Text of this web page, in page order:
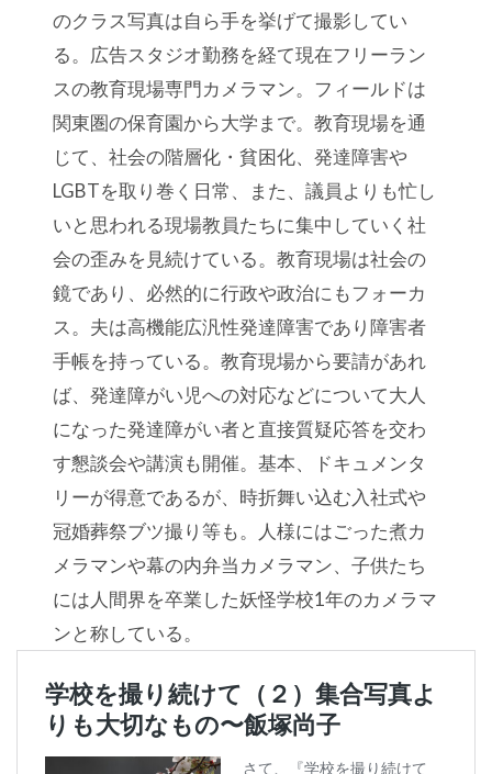
のクラス写真は自ら手を挙げて撮影してい
る。広告スタジオ勤務を経て現在フリーラン
スの教育現場専門カメラマン。フィールドは
関東圏の保育園から大学まで。教育現場を通
じて、社会の階層化・貧困化、発達障害や
LGBTを取り巻く日常、また、議員よりも忙し
いと思われる現場教員たちに集中していく社
会の歪みを見続けている。教育現場は社会の
鏡であり、必然的に行政や政治にもフォーカ
ス。夫は高機能広汎性発達障害であり障害者
手帳を持っている。教育現場から要請があれ
ば、発達障がい児への対応などについて大人
になった発達障がい者と直接質疑応答を交わ
す懇談会や講演も開催。基本、ドキュメンタ
リーが得意であるが、時折舞い込む入社式や
冠婚葬祭ブツ撮り等も。人様にはごった煮カ
メラマンや幕の内弁当カメラマン、子供たち
には人間界を卒業した妖怪学校1年のカメラマ
ンと称している。